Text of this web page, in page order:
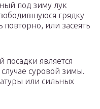
под зиму лук
грядку
повторно, или засеять
посадки является
суровой зимы.
или сильных